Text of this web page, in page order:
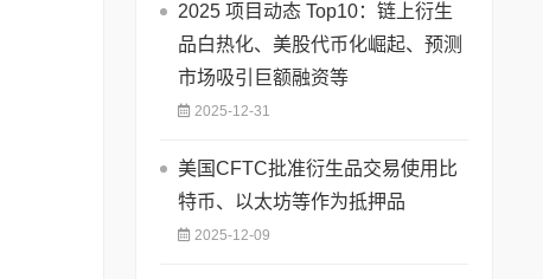
2025 项目动态 Top10：链上衍生
品白热化、美股代币化崛起、预测
市场吸引巨额融资等
2025-12-31
美国CFTC批准衍生品交易使用比
特币、以太坊等作为抵押品
2025-12-09